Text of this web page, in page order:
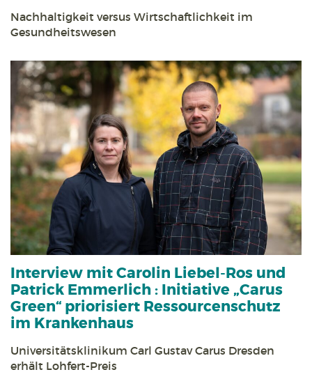
Nachhaltigkeit versus Wirtschaftlichkeit im
Gesundheitswesen
Interview mit Carolin Liebel-Ros und
Patrick Emmerlich : Initiative „Carus
Green“ priorisiert Ressourcen­schutz
im Krankenhaus
Universitäts­klinikum Carl Gustav Carus Dresden
erhält Lohfert-Preis